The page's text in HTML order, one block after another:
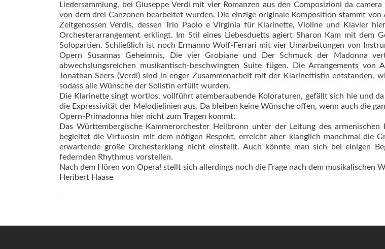
Liedersammlung, bei Giuseppe Verdi mit vier Romanzen aus den Composizioni da
von dem drei Canzonen bearbeitet wurden. Die einzige originale Komposition stammt von
Zeitgenossen Verdis, dessen Trio Paolo e Virginia für Klarinette, Violine und Klavier
Orchesterarrangement erklingt. Im Stil eines Liebesduetts agiert Sharon Kam mit dem
Solopartien. Schließlich ist noch Ermanno Wolf-Ferrari mit vier Umarbeitungen von
Opern Susannas Geheimnis, Die vier Grobiane und Der Schmuck der Madonna
abwechslungsreichen musikantisch-beschwingten Suite fügen. Die Arrangements von
Jonathan Seers (Verdi) sind in enger Zusammenarbeit mit der Klarinettistin entstanden,
sodass alle Wünsche der Solistin erfüllt wurden.
Die Klarinette singt wortlos, vollführt atemberaubende Koloraturen, gefällt sich hie und
die Expressivität der Melodielinien aus. Da bleiben keine Wünsche offen, wenn auch die
Opern-Primadonna hier nicht zum Tragen kommt.
Das Württembergische Kammerorchester Heilbronn unter der Leitung des armenischen
begleitet die Virtuosin mit dem nötigen Respekt, erreicht aber klanglich manchmal die
erwartende große Orchesterklang nicht einstellt. Auch könnte man sich bei einigen
federnden Rhythmus vorstellen.
Nach dem Hören von Opera! stellt sich allerdings noch die Frage nach dem musikalischen
Heribert Haase